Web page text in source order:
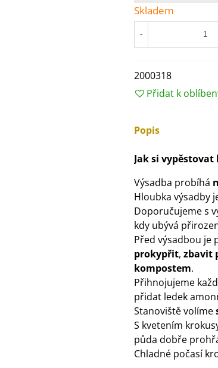
Skladem
-
2000318
Přidat k
Popis
Jak si vypěstovat
Výsadba probíhá
Hloubka výsadby
Doporučujeme s
kdy ubývá
Před výsadbou je
prokypřit, zbavit
kompostem.
Přihnojujeme
přidat ledek
Stanoviště volíme
S kvetením
půda dobře
Chladné počasí